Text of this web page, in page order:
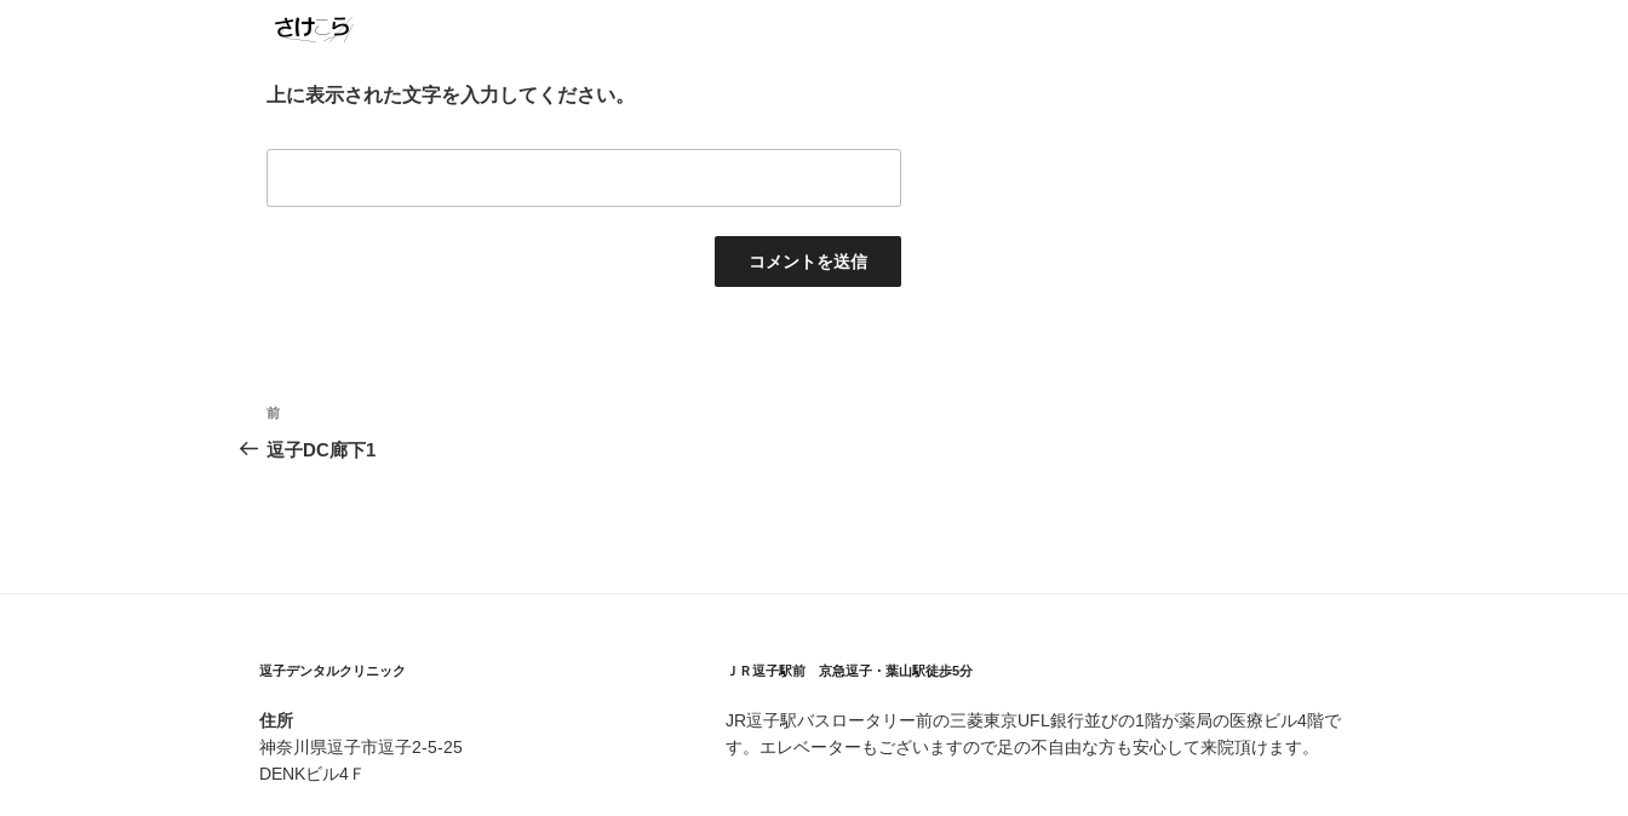
上に表示された文字を入力してください。
投
稿
シ
ョ
ン
前
の
前
逗子DC廊下1
逗子デンタルクリニック
住所
神奈川県逗子市逗子2-5-25
DENKビル4Ｆ
ＪＲ逗子駅前 京急逗子・葉山駅徒歩5分
JR逗子駅バスロータリー前の三菱東京UFL銀行並びの1階が薬局の医療ビル4階で
す。エレベーターもございますので足の不自由な方も安心して来院頂けます。